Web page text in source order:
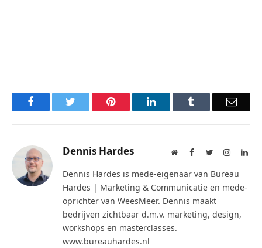
Facebook Pinterest LinkedIn Email
Dennis Hardes WebsiteFacebook
TwitterInstagram
Dennis Hardes is mede-eigenaar van Bureau
Hardes | Marketing & Communicatie en mede-
oprichter van WeesMeer. Dennis maakt
bedrijven zichtbaar d.m.v. marketing, design,
workshops en masterclasses.
www.bureauhardes.nl